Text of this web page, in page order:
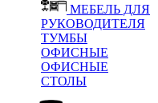
МЕБЕЛЬ ДЛЯ
РУКОВОДИТЕЛЯ
ТУМБЫ
ОФИСНЫЕ
ОФИСНЫЕ
СТОЛЫ